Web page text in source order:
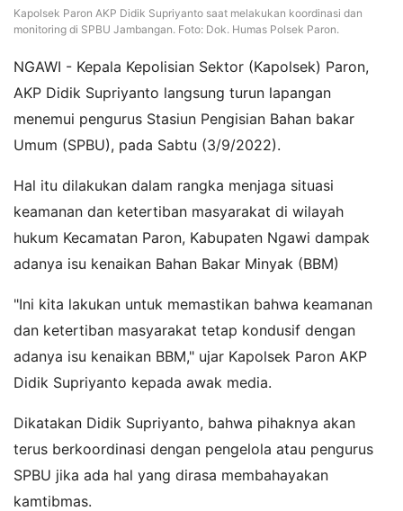
Kapolsek Paron AKP Didik Supriyanto saat melakukan koordinasi dan
monitoring di SPBU Jambangan. Foto: Dok. Humas Polsek Paron.
NGAWI - Kepala Kepolisian Sektor (Kapolsek) Paron,
AKP Didik Supriyanto langsung turun lapangan
menemui pengurus Stasiun Pengisian Bahan bakar
Umum (SPBU), pada Sabtu (3/9/2022).
Hal itu dilakukan dalam rangka menjaga situasi
keamanan dan ketertiban masyarakat di wilayah
hukum Kecamatan Paron, Kabupaten Ngawi dampak
adanya isu kenaikan Bahan Bakar Minyak (BBM)
"Ini kita lakukan untuk memastikan bahwa keamanan
dan ketertiban masyarakat tetap kondusif dengan
adanya isu kenaikan BBM," ujar Kapolsek Paron AKP
Didik Supriyanto kepada awak media.
Dikatakan Didik Supriyanto, bahwa pihaknya akan
terus berkoordinasi dengan pengelola atau pengurus
SPBU jika ada hal yang dirasa membahayakan
kamtibmas.